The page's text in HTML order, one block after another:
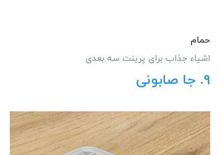
حمام
اشیاء جذاب برای پرینت سه بعدی
9. جا صابونی